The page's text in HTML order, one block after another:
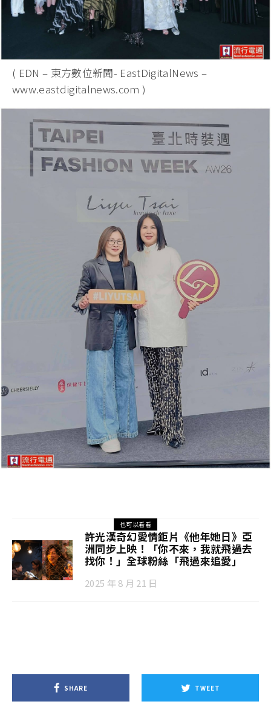
( EDN – 東方數位新聞- EastDigitalNews –
www.eastdigitalnews.com )
也可以看看
許光漢奇幻愛情鉅片《他年她日》亞
洲同步上映！「你不來，我就飛過去
找你！」全球粉絲「飛過來追愛」
2025 年 8 月 21 日
SHARE TWEET